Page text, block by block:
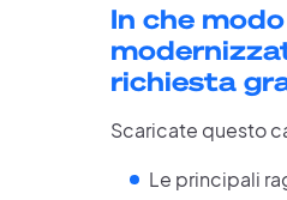
In che
richiesta
Scaricate questo
Le principali